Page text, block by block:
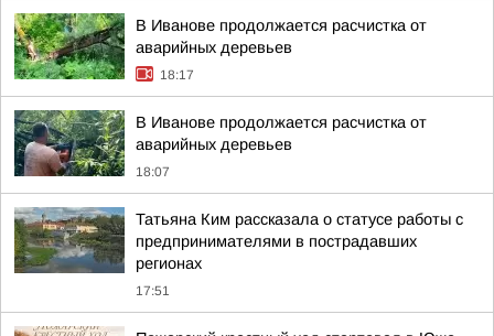
В Иванове продолжается расчистка от
аварийных деревьев
18:17
В Иванове продолжается расчистка от
аварийных деревьев
18:07
Татьяна Ким рассказала о статусе работы с
предпринимателями в пострадавших
регионах
17:51